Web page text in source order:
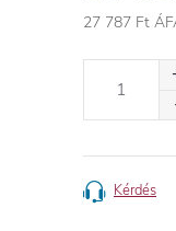
27 787 Ft
Kérdés